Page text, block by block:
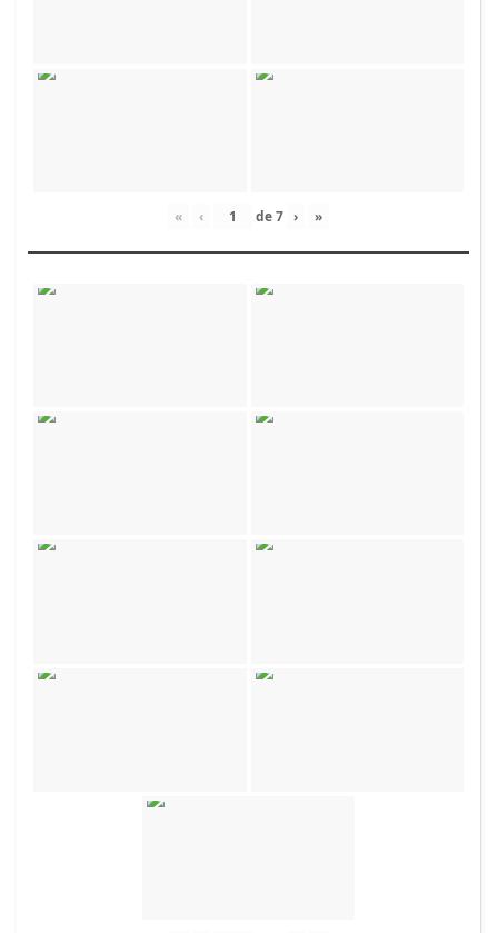
« ‹ de7 › »